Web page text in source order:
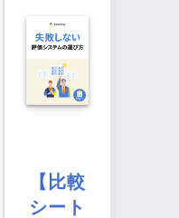
【比較
シート